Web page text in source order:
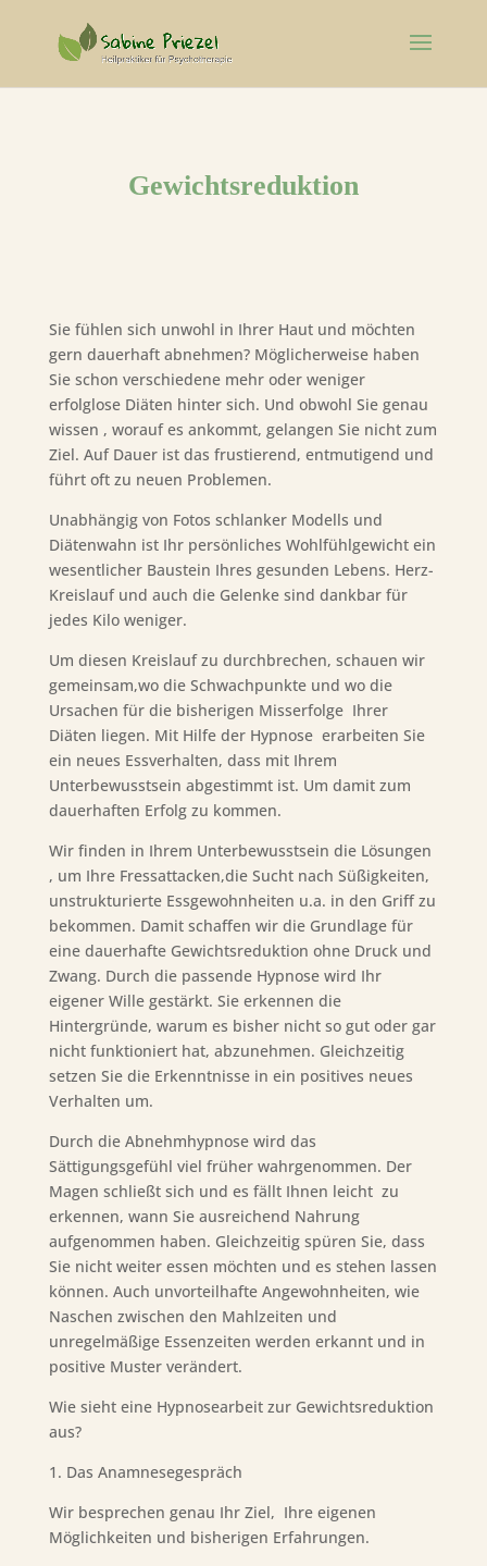
Gewichtsreduktion
Sie fühlen sich unwohl in Ihrer Haut und möchten
gern dauerhaft abnehmen? Möglicherweise haben
Sie schon verschiedene mehr oder weniger
erfolglose Diäten hinter sich. Und obwohl Sie genau
wissen , worauf es ankommt, gelangen Sie nicht zum
Ziel. Auf Dauer ist das frustierend, entmutigend und
führt oft zu neuen Problemen.
Unabhängig von Fotos schlanker Modells und
Diätenwahn ist Ihr persönliches Wohlfühlgewicht ein
wesentlicher Baustein Ihres gesunden Lebens. Herz-
Kreislauf und auch die Gelenke sind dankbar für
jedes Kilo weniger.
Um diesen Kreislauf zu durchbrechen, schauen wir
gemeinsam,wo die Schwachpunkte und wo die
Ursachen für die bisherigen Misserfolge Ihrer
Diäten liegen. Mit Hilfe der Hypnose erarbeiten Sie
ein neues Essverhalten, dass mit Ihrem
Unterbewusstsein abgestimmt ist. Um damit zum
dauerhaften Erfolg zu kommen.
Wir finden in Ihrem Unterbewusstsein die Lösungen
, um Ihre Fressattacken,die Sucht nach Süßigkeiten,
unstrukturierte Essgewohnheiten u.a. in den Griff zu
bekommen. Damit schaffen wir die Grundlage für
eine dauerhafte Gewichtsreduktion ohne Druck und
Zwang. Durch die passende Hypnose wird Ihr
eigener Wille gestärkt. Sie erkennen die
Hintergründe, warum es bisher nicht so gut oder gar
nicht funktioniert hat, abzunehmen. Gleichzeitig
setzen Sie die Erkenntnisse in ein positives neues
Verhalten um.
Durch die Abnehmhypnose wird das
Sättigungsgefühl viel früher wahrgenommen. Der
Magen schließt sich und es fällt Ihnen leicht zu
erkennen, wann Sie ausreichend Nahrung
aufgenommen haben. Gleichzeitig spüren Sie, dass
Sie nicht weiter essen möchten und es stehen lassen
können. Auch unvorteilhafte Angewohnheiten, wie
Naschen zwischen den Mahlzeiten und
unregelmäßige Essenzeiten werden erkannt und in
positive Muster verändert.
Wie sieht eine Hypnosearbeit zur Gewichtsreduktion
aus?
1. Das Anamnesegespräch
Wir besprechen genau Ihr Ziel, Ihre eigenen
Möglichkeiten und bisherigen Erfahrungen.